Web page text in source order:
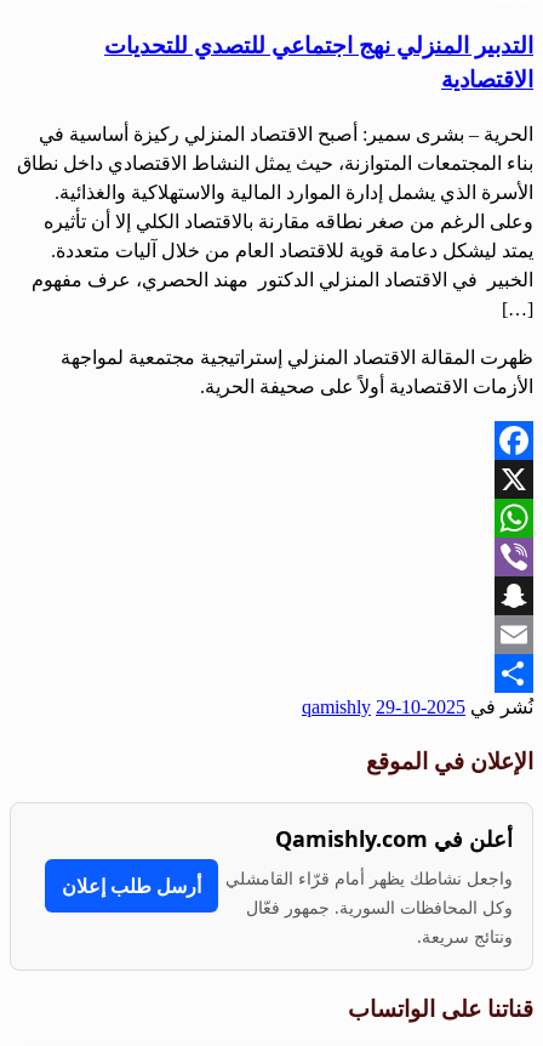
التدبير المنزلي نهج اجتماعي للتصدي للتحديات
الاقتصادية
الحرية – بشرى سمير: أصبح الاقتصاد المنزلي ركيزة أساسية في
بناء المجتمعات المتوازنة، حيث يمثل النشاط الاقتصادي داخل نطاق
الأسرة الذي يشمل إدارة الموارد المالية والاستهلاكية والغذائية.
وعلى الرغم من صغر نطاقه مقارنة بالاقتصاد الكلي إلا أن تأثيره
يمتد ليشكل دعامة قوية للاقتصاد العام من خلال آليات متعددة.
الخبير في الاقتصاد المنزلي الدكتور مهند الحصري، عرف مفهوم
[…]
ظهرت المقالة الاقتصاد المنزلي إستراتيجية مجتمعية لمواجهة
الأزمات الاقتصادية أولاً على صحيفة الحرية.
Facebook
X
WhatsApp
Viber
Snapchat
Email
Share
نُشر في 2025-10-29
qamishly
الإعلان في الموقع
أعلن في Qamishly.com
واجعل نشاطك يظهر أمام قرّاء القامشلي
وكل المحافظات السورية. جمهور فعّال
ونتائج سريعة.
أرسل طلب إعلان
قناتنا على الواتساب